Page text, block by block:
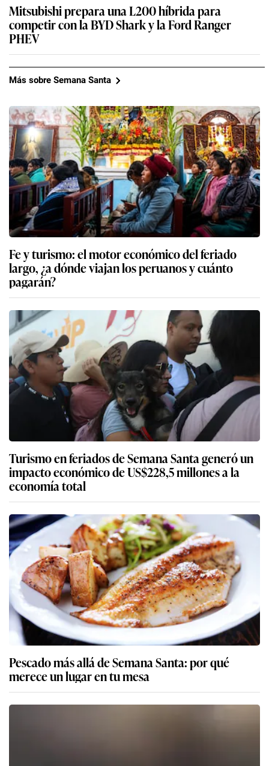
Mitsubishi prepara una L200 híbrida para
competir con la BYD Shark y la Ford Ranger
PHEV
Más sobre Semana Santa
Fe y turismo: el motor económico del feriado
largo, ¿a dónde viajan los peruanos y cuánto
pagarán?
Turismo en feriados de Semana Santa generó un
impacto económico de US$228,5 millones a la
economía total
Pescado más allá de Semana Santa: por qué
merece un lugar en tu mesa